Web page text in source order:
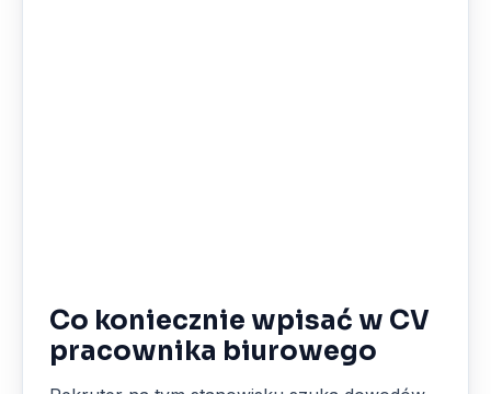
Co koniecznie wpisać w CV
pracownika biurowego